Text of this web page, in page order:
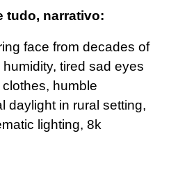
tudo, narrativo:
face from decades of
tired sad eyes
humble
daylight in rural setting,
lighting, 8k